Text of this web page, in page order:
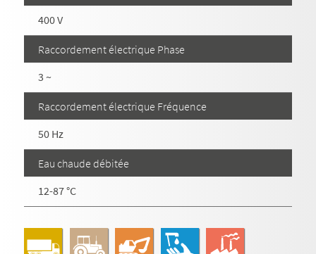
400 V
Raccordement électrique Phase
3 ~
Raccordement électrique Fréquence
50 Hz
Eau chaude débitée
12-87 °C